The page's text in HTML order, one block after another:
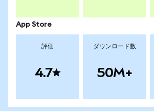
App Store
評価
4.7
ダウンロード数
50M+